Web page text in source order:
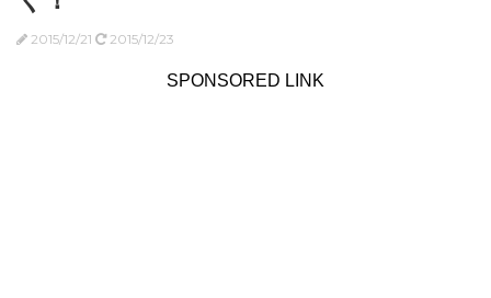
2015/12/21 2015/12/23
SPONSORED LINK